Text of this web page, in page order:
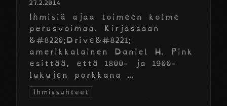
27.2.2014
Ihmisiä ajaa toimeen kolme
perusvoimaa. Kirjassaan
&#8220;Drive&#8221;
amerikkalainen Daniel H. Pink
esittää, että 1800- ja 1900-
lukujen porkkana ...
Ihmissuhteet